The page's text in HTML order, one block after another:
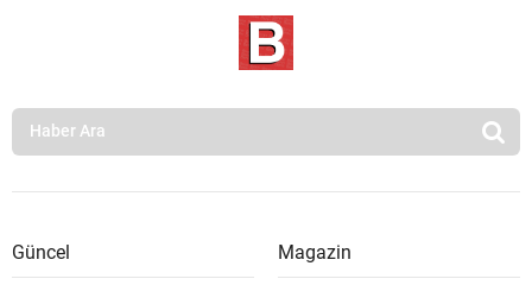
Güncel Magazin